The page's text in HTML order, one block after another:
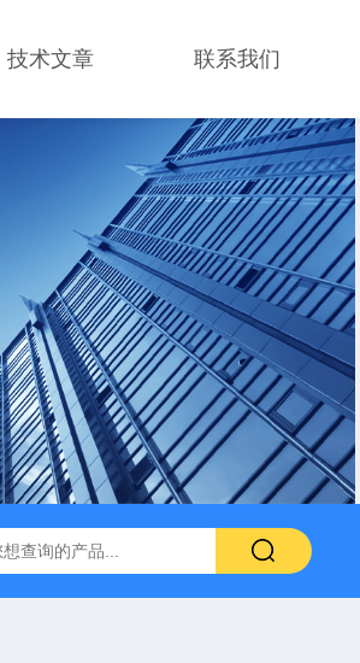
技术文章 联系我们
安捷伦Agilent色谱柱清单1 产品价格